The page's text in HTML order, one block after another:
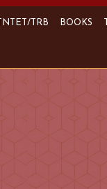
TNTET/TRB BOOKS